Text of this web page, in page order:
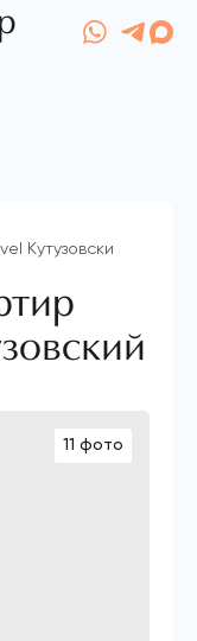
Кутузовский
11 фото